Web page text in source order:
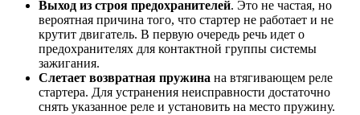
Выход из строя предохранителей. Это не частая, но
вероятная причина того, что стартер не работает и не
крутит двигатель. В первую очередь речь идет о
предохранителях для контактной группы системы
зажигания.
Слетает возвратная пружина на втягивающем реле
стартера. Для устранения неисправности достаточно
снять указанное реле и установить на место пружину.